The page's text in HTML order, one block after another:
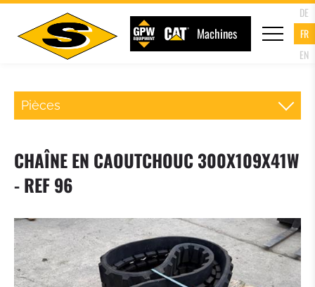
Machines
DE
FR
EN
Pièces
FOURCHE PALETTE
GODET DU CHARGEUR
GODET 4 EN 1
CHAÎNE EN CAOUTCHOUC 300X109X41W
- REF 96